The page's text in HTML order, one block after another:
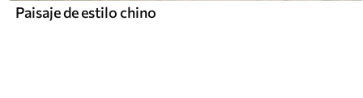
Paisaje de estilo chino